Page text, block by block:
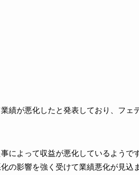
績が悪化したと発表しており、フェ
によって収益が悪化しているようで
の影響を強く受けて業績悪化が見込